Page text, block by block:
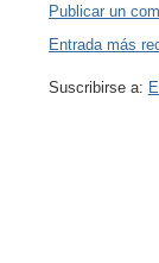
Publicar un
Entrada más
Suscribirse a: